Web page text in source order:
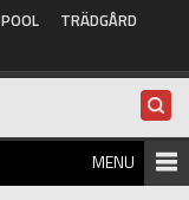
POOL
TRÄDGÅRD
MENU